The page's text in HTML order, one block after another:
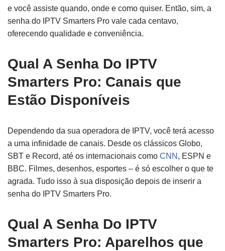
e você assiste quando, onde e como quiser. Então, sim, a
senha do IPTV Smarters Pro vale cada centavo,
oferecendo qualidade e conveniência.
Qual A Senha Do IPTV
Smarters Pro: Canais que
Estão Disponíveis
Dependendo da sua operadora de IPTV, você terá acesso
a uma infinidade de canais. Desde os clássicos Globo,
SBT e Record, até os internacionais como CNN , ESPN e
BBC. Filmes, desenhos, esportes – é só escolher o que te
agrada. Tudo isso à sua disposição depois de inserir a
senha do IPTV Smarters Pro.
Qual A Senha Do IPTV
Smarters Pro: Aparelhos que